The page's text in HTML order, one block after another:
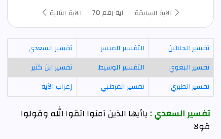
الآية السابقة آية رقم 70 الآية التالية
تفسير الجلالين التفسير الميسر
تفسير السعدي
تفسير البغوي
التفسير الوسيط
تفسير ابن كثير
تفسير الطبري
تفسير القرطبي إعراب الآية
تفسير السعدي :ياأيها الذين آمنوا اتقوا الله وقولوا
قولا